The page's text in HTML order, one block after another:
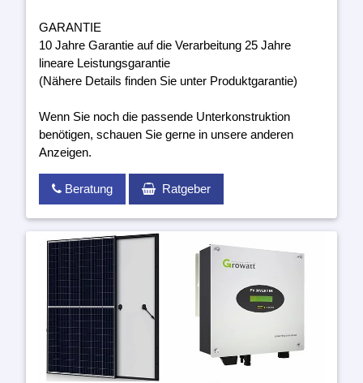
GARANTIE
10 Jahre Garantie auf die Verarbeitung 25 Jahre
lineare Leistungsgarantie
(Nähere Details finden Sie unter Produktgarantie)
Wenn Sie noch die passende Unterkonstruktion
benötigen, schauen Sie gerne in unsere anderen
Anzeigen.
Beratung Ratgeber